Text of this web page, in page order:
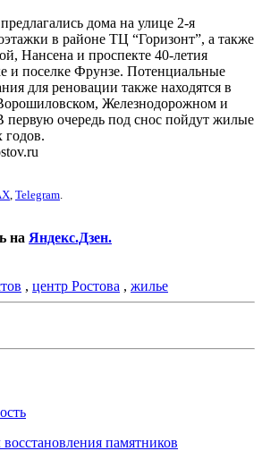
дома на улице 2-я
в районе ТЦ “Горизонт”, а также
Нансена и проспекте 40-летия
и поселке Фрунзе. Потенциальные
для реновации также находятся в
Железнодорожном и
первую очередь под снос пойдут жилые
годов.
, Telegram.
на Яндекс.Дзен.
, центр Ростова , жилье